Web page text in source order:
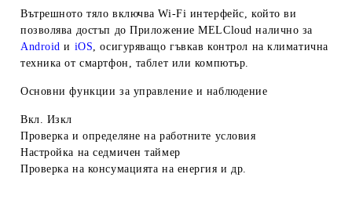
Вътрешното тяло включва Wi-Fi интерфейс, който ви
позволява достъп до Приложение MELCloudналично за
Androidи iOS , осигуряващо гъвкав контрол на климатична
техника от смартфон,
таблет или компютър.
Основни функции за управление и наблюдение
Вкл. Изкл
Проверка и определяне на работните условия
Настройка наседмичен таймер
Проверка на консумацията на енергия и др.